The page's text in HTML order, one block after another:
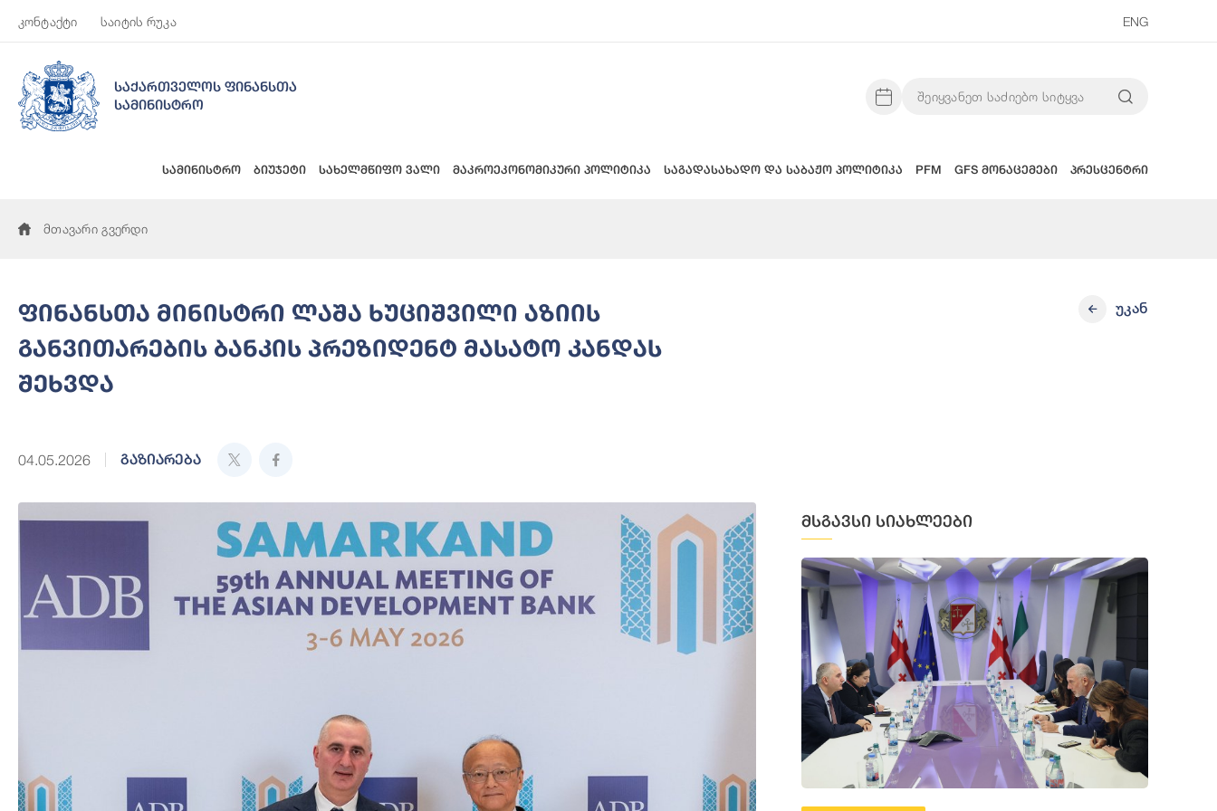
კონტაქტი საიტის რუკა ENG
საქართველოს ფინანსთა
სამინისტრო
სამინისტრო ბიუჯეტი სახელმწიფო ვალი მაკროეკონომიკური პოლიტიკა საგადასახადო და საბაჟო პოლიტიკა PFM GFS მონაცემები პრესცენტრი
მთავარი გვერდი
ფინანსთა მინისტრი ლაშა ხუციშვილი აზიის
განვითარების ბანკის პრეზიდენტ მასატო კანდას
შეხვდა
04.05.2026 გაზიარება
უკან
მსგავსი სიახლეები